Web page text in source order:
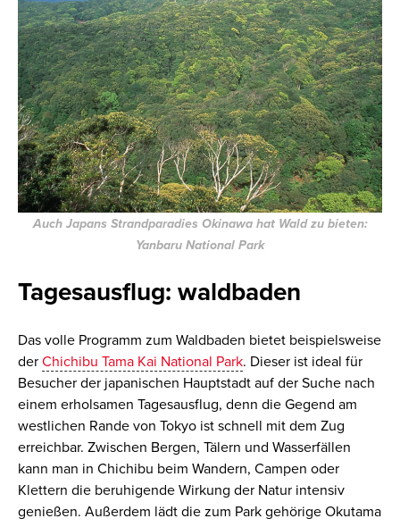
Auch Japans Strandparadies Okinawa hat Wald zu bieten:
Yanbaru National Park
Tagesausflug: waldbaden
Das volle Programm zum Waldbaden bietet beispielsweise
der Chichibu Tama Kai National Park. Dieser ist ideal für
Besucher der japanischen Hauptstadt auf der Suche nach
einem erholsamen Tagesausflug, denn die Gegend am
westlichen Rande von Tokyo ist schnell mit dem Zug
erreichbar. Zwischen Bergen, Tälern und Wasserfällen
kann man in Chichibu beim Wandern, Campen oder
Klettern die beruhigende Wirkung der Natur intensiv
genießen. Außerdem lädt die zum Park gehörige Okutama